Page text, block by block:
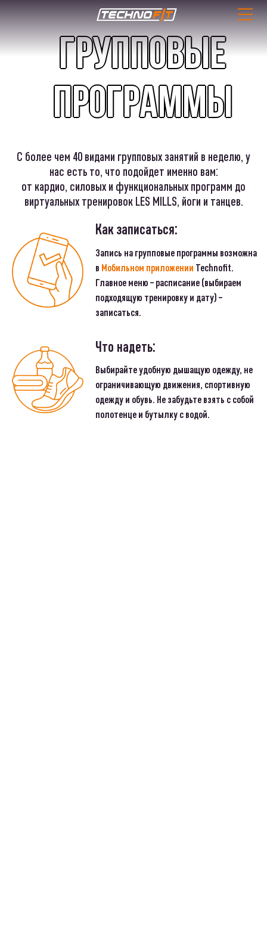
Групповые
программы
С более чем 40 видами групповых занятий в неделю, у
нас есть то, что подойдет именно вам:
от кардио, силовых и функциональных программ до
виртуальных тренировок LES MILLS, йоги и танцев.
Как записаться:
Запись на групповые программы возможна
в Мобильном приложении Technofit.
Главное меню – расписание (выбираем
подходящую тренировку и дату) –
записаться.
Что надеть:
Выбирайте удобную дышащую одежду, не
ограничивающую движения, спортивную
одежду и обувь. Не забудьте взять с собой
полотенце и бутылку с водой.